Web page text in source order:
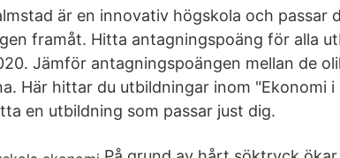
är en innovativ högskola och passar
framåt. Hitta antagningspoäng för alla
Jämför antagningspoängen mellan de
Här hittar du utbildningar inom "Ekonomi i
en utbildning som passar just dig.